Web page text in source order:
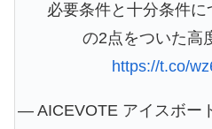
必要条件と十分条件に
の2点をついた高
https://t.co/
— AICEVOTE アイスボー